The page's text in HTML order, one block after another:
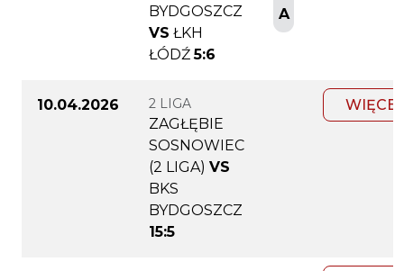
BYDGOSZCZ
VS ŁKH
ŁÓDŹ 5:6
A
10.04.2026 2 LIGA
ZAGŁĘBIE
SOSNOWIEC
(2 LIGA) VS
BKS
BYDGOSZCZ
15:5
WIĘCEJ